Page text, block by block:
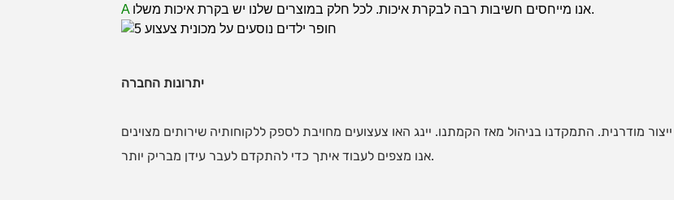
A
אנו מייחסים חשיבות רבה לבקרת איכות. לכל חלק במוצרים שלנו יש בקרת איכות משלו.
יתרונות החברה
אנו מצפים לעבוד איתך כדי להתקדם לעבר עידן מבריק יותר.